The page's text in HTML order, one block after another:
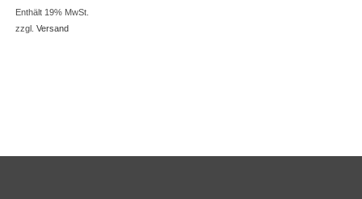
Enthält 19% MwSt.
zzgl. Versand